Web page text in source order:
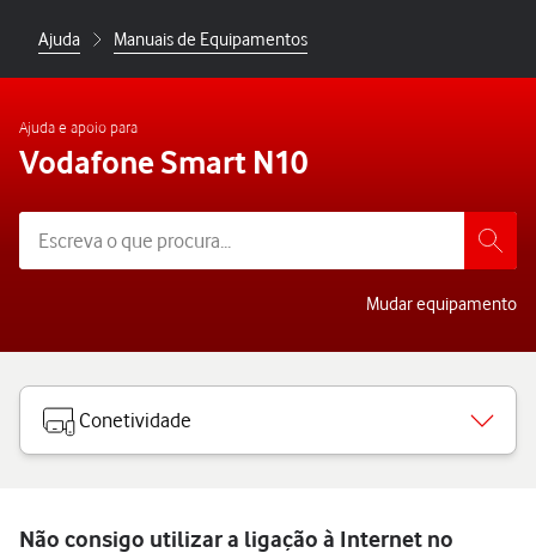
Ajuda Manuais de Equipamentos
Ajuda e apoio para
Vodafone Smart N10
Mudar equipamento
Conetividade
Não consigo utilizar a ligação à Internet no